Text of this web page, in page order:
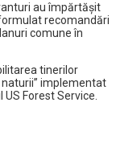
au împărtășit
recomandări
comune în
tinerilor
implementat
Forest Service.